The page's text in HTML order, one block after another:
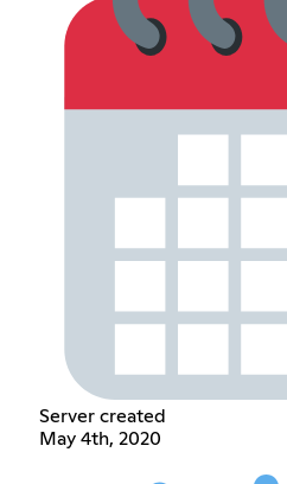
Server created
May 4th, 2020